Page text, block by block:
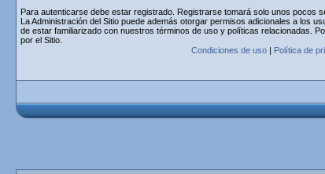
Para autenticarse debe estar registrado. Registrarse tomará solo unos pocos
La Administración del Sitio puede además otorgar permisos adicionales a los
de estar familiarizado con nuestros términos de uso y políticas relacionadas.
por el Sitio.
Condiciones de uso| Política de